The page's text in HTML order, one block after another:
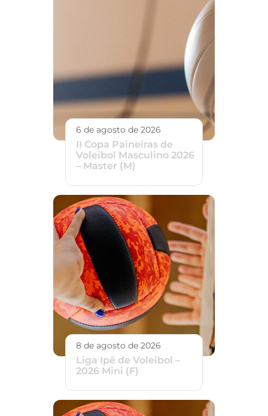
6 de agosto de 2026
II Copa Paineiras de
Voleibol Masculino 2026
– Master (M)
8 de agosto de 2026
Liga Ipê de Voleibol –
2026 Mini (F)